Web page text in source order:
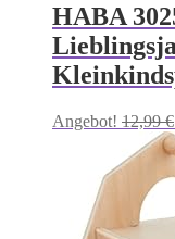
HABA
Angebot! 12,99€